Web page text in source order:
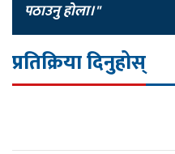
पठाउनु होला।"
प्रतिक्रिया दिनुहोस्